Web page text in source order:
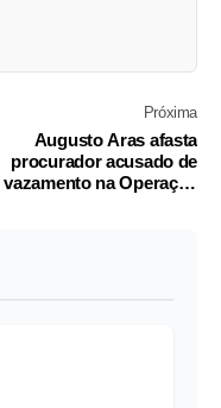
Próxima
Augusto Aras afasta
procurador acusado de
vazamento na Operação